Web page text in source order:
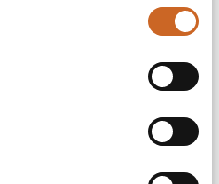
zorgt voor
extra duurzaamheid.
en bestaat uit
metgezel voor elk